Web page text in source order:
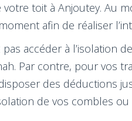
toit à Anjoutey. Au
afin de réaliser
accéder à l’isolation
Par contre, pour vos
des déductions
de vos combles